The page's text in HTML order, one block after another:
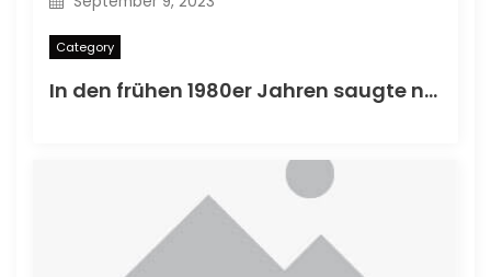
Category
In den frühen 1980er Jahren saugte nicht ein Comic -Rant.